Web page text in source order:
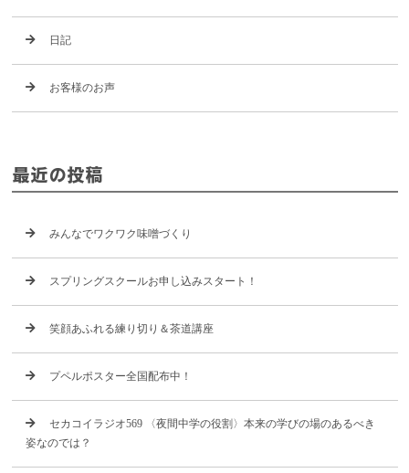
日記
お客様のお声
最近の投稿
みんなでワクワク味噌づくり
スプリングスクールお申し込みスタート！
笑顔あふれる練り切り＆茶道講座
プペルポスター全国配布中！
セカコイラジオ569 〈夜間中学の役割〉本来の学びの場のあるべき
姿なのでは？